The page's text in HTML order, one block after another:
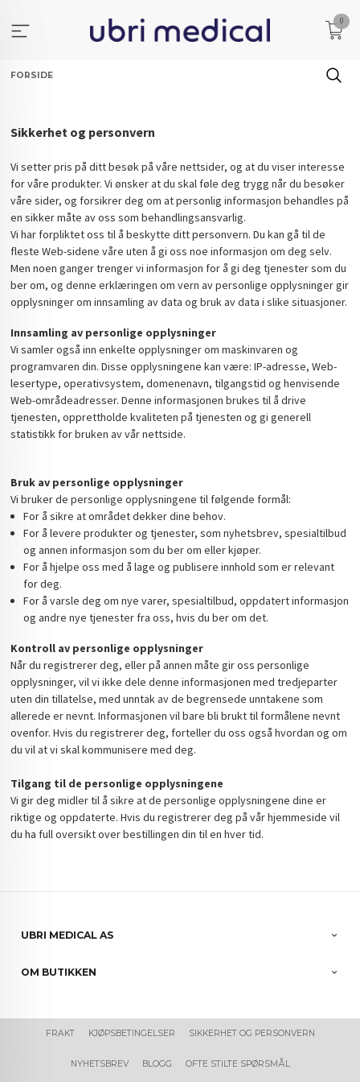
innholdet
0
FORSIDE
Sikkerhet og personvern
Vi setter pris på ditt besøk på våre nettsider, og at du viser interesse
for våre produkter. Vi ønsker at du skal føle deg trygg når du besøker
våre sider, og forsikrer deg om at personlig informasjon behandles på
en sikker måte av oss som behandlingsansvarlig.
Vi har forpliktet oss til å beskytte ditt personvern. Du kan gå til de
fleste Web-sidene våre uten å gi oss noe informasjon om deg selv.
Men noen ganger trenger vi informasjon for å gi deg tjenester som du
ber om, og denne erklæringen om vern av personlige opplysninger gir
opplysninger om innsamling av data og bruk av data i slike situasjoner.
Innsamling av personlige opplysninger
Vi samler også inn enkelte opplysninger om maskinvaren og
programvaren din. Disse opplysningene kan være: IP-adresse, Web-
lesertype, operativsystem, domenenavn, tilgangstid og henvisende
Web-områdeadresser. Denne informasjonen brukes til å drive
tjenesten, opprettholde kvaliteten på tjenesten og gi generell
statistikk for bruken av vår nettside.
Bruk av personlige opplysninger
Vi bruker de personlige opplysningene til følgende formål:
For å sikre at området dekker dine behov.
For å levere produkter og tjenester, som nyhetsbrev, spesialtilbud
og annen informasjon som du ber om eller kjøper.
For å hjelpe oss med å lage og publisere innhold som er relevant
for deg.
For å varsle deg om nye varer, spesialtilbud, oppdatert informasjon
og andre nye tjenester fra oss, hvis du ber om det.
Kontroll av personlige opplysninger
Når du registrerer deg, eller på annen måte gir oss personlige
opplysninger, vil vi ikke dele denne informasjonen med tredjeparter
uten din tillatelse, med unntak av de begrensede unntakene som
allerede er nevnt. Informasjonen vil bare bli brukt til formålene nevnt
ovenfor. Hvis du registrerer deg, forteller du oss også hvordan og om
du vil at vi skal kommunisere med deg.
Tilgang til de personlige opplysningene
Vi gir deg midler til å sikre at de personlige opplysningene dine er
riktige og oppdaterte. Hvis du registrerer deg på vår hjemmeside vil
du ha full oversikt over bestillingen din til en hver tid.
UBRI MEDICAL AS
OM BUTIKKEN
FRAKT KJØPSBETINGELSER SIKKERHET OG PERSONVERN
NYHETSBREV BLOGG OFTE STILTE SPØRSMÅL